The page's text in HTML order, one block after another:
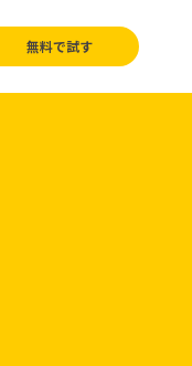
無料で試す